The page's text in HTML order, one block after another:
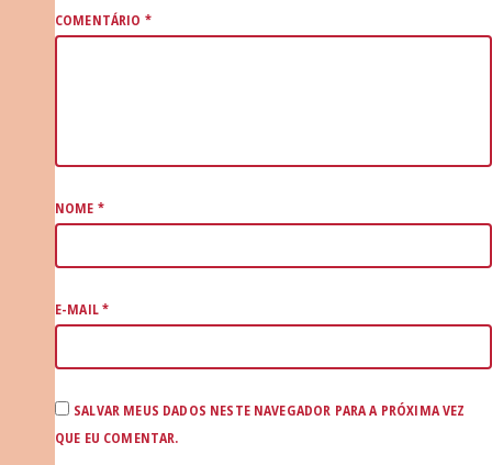
COMENTÁRIO *
NOME *
E-MAIL*
SALVAR MEUS DADOS NESTE NAVEGADOR PARA A PRÓXIMA VEZ
QUE EU COMENTAR.